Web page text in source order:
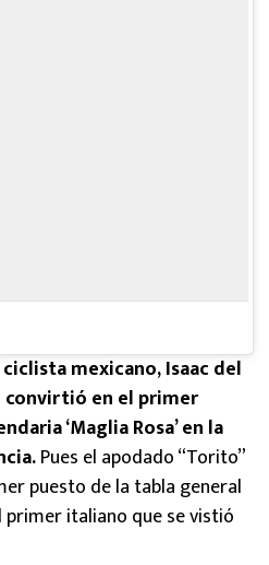
mexicano, Isaac del
convirtió en el primer
‘Maglia Rosa’ en la
Pues el apodado “Torito”
puesto de la tabla general
primer italiano que se vistió